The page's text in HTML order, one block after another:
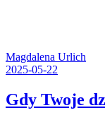
Magdalena Urlich
2025-05-22
Gdy Twoje